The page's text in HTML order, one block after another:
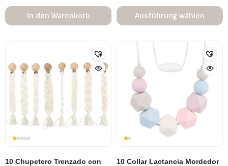
In den Warenkorb Ausführung wählen
10 Chupetero Trenzado con
10 Collar Lactancia Mordedor